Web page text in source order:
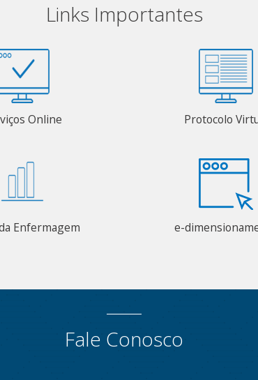
Links Importantes
Online Protocolo
Enfermagem e-
Fale Conosco